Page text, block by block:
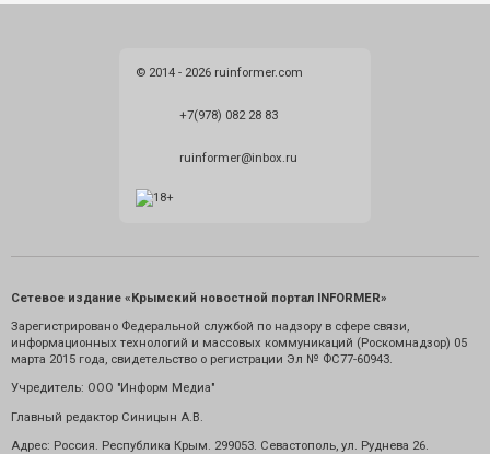
© 2014 - 2026 ruinformer.com
+7(978) 082 28 83
ruinformer@inbox.ru
Сетевое издание «Крымский новостной портал INFORMER»
Зарегистрировано Федеральной службой по надзору в сфере связи,
информационных технологий и массовых коммуникаций (Роскомнадзор) 05
марта 2015 года, свидетельство о регистрации Эл № ФС77-60943.
Учредитель: ООО "Информ Медиа"
Главный редактор Синицын А.В.
Адрес: Россия. Республика Крым. 299053. Севастополь, ул. Руднева 26.